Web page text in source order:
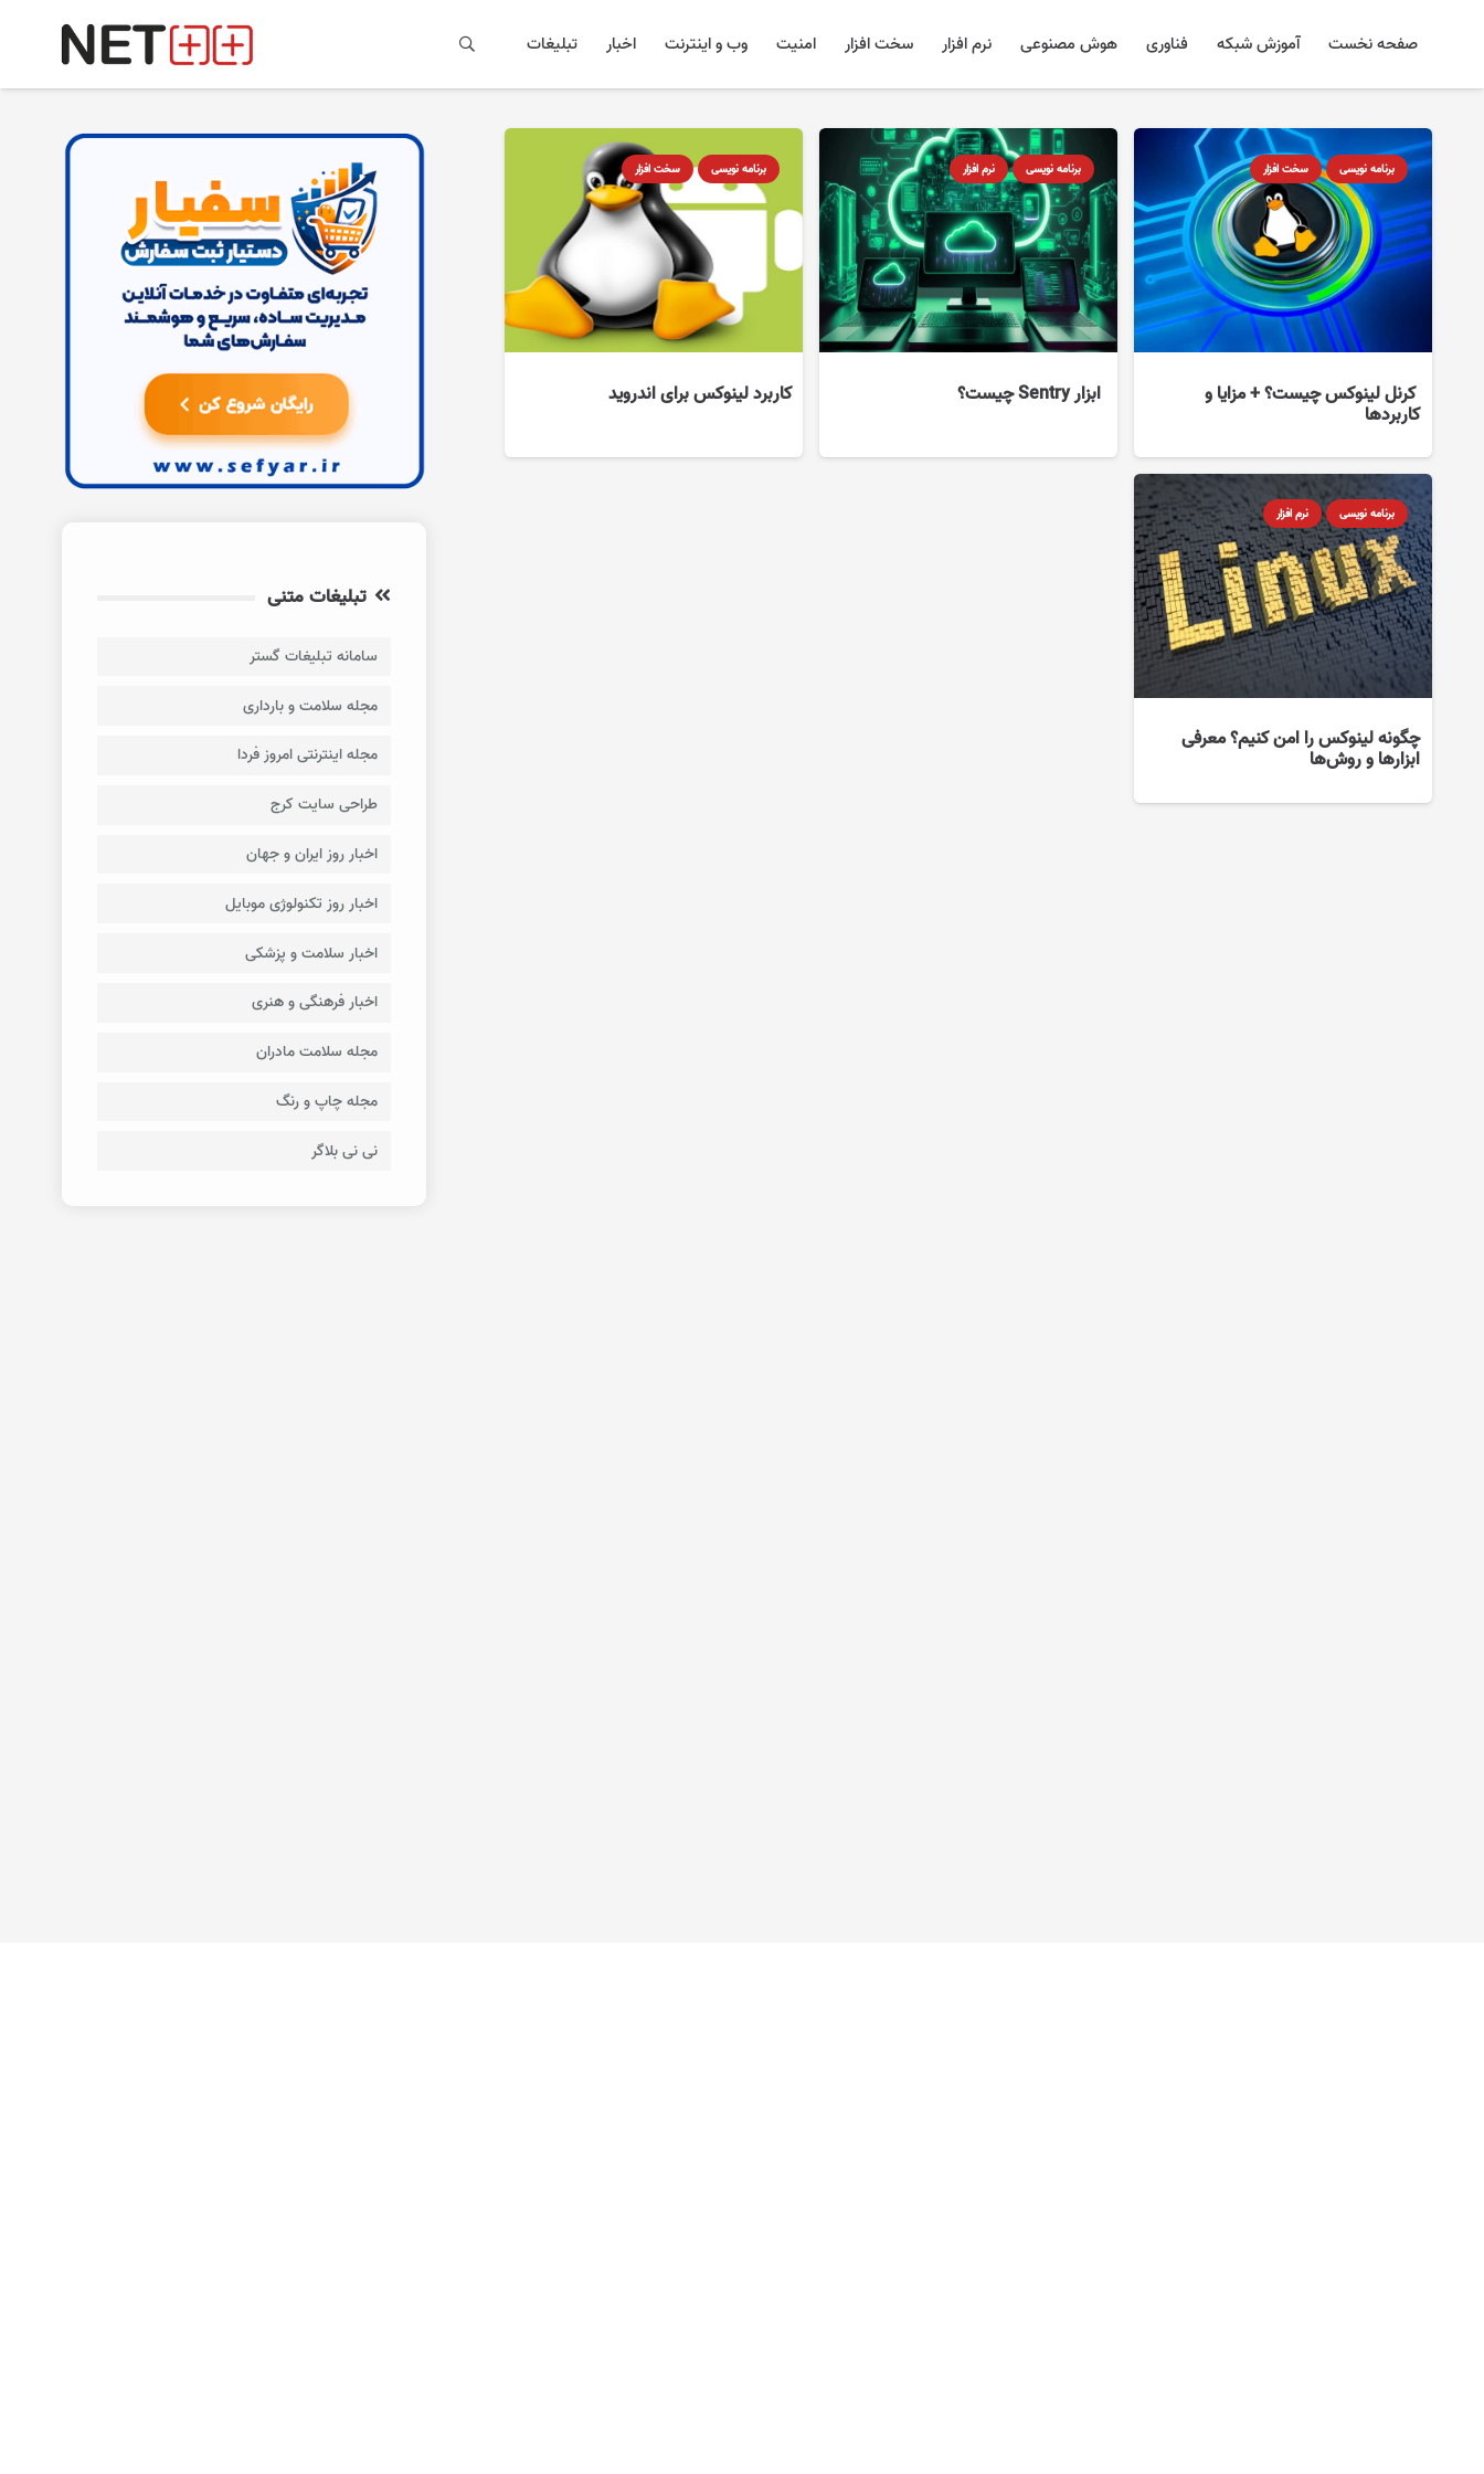
صفحه نخست آموزش شبکه فناوری هوش مصنوعی نرم افزار سخت افزار امنیت وب و اینترنت اخبار تبلیغات
برنامه نویسی سخت افزار
کرنل لینوکس چیست؟ + مزایا و
کاربردها
برنامه نویسی نرم افزار
ابزار Sentry چیست؟
برنامه نویسی سخت افزار
کاربرد لینوکس برای اندروید
برنامه نویسی نرم افزار
چگونه لینوکس را امن کنیم؟ معرفی
ابزارها و روش‌ها
تبلیغات متنی
سامانه تبلیغات گستر
مجله سلامت و بارداری
مجله اینترنتی امروز فردا
طراحی سایت کرج
اخبار روز ایران و جهان
اخبار روز تکنولوژی موبایل
اخبار سلامت و پزشکی
اخبار فرهنگی و هنری
مجله سلامت مادران
مجله چاپ و رنگ
نی نی بلاگر